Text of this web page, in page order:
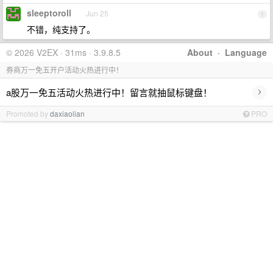
1
sleeptoroll Jun 25
不错，纯支持了。
About · Language
© 2026 V2EX · 31ms · 3.9.8.5
券商万一免五开户活动火热进行中！
a股万一免五活动火热进行中！留言就抽鼠标键盘！ ›
Promoted bydaxiaolian PRO